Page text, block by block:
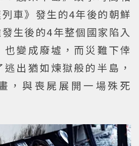
車》發生的4年後的朝鮮
生後的4年整個國家陷入
也變成廢墟，而災難下倖
出猶如煉獄般的半島，
，與喪屍展開一場殊死